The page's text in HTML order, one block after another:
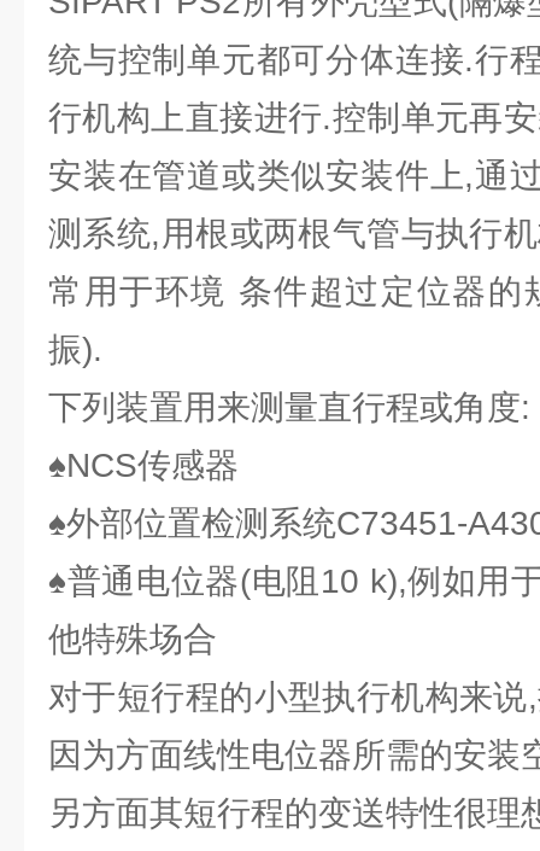
统与控制单元都可分体连接.行
行机构上直接进行.控制单元再
安装在管道或类似安装件上,通
测系统,用根或两根气管与执行
常用于环境 条件超过定位器的
振).
下列装置用来测量直行程或角度:
♠NCS传感器
♠外部位置检测系统C73451-
♠普通电位器(电阻10 k),例如用
他特殊场合
对于短行程的小型执行机构来
因为方面线性电位器所需的安装
另方面其短行程的变送特性很理